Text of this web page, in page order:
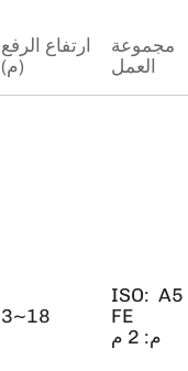
ارتفاع الرفع
(م)
مجموعة
العمل
3~18
ISO:
FE
م: 2 م